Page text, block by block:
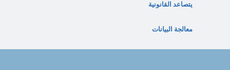
يتصاعد القانونية
معالجة البيانات